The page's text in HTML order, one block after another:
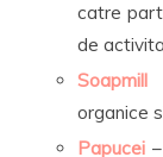
catre
de
Soapmill
organice
Papucei